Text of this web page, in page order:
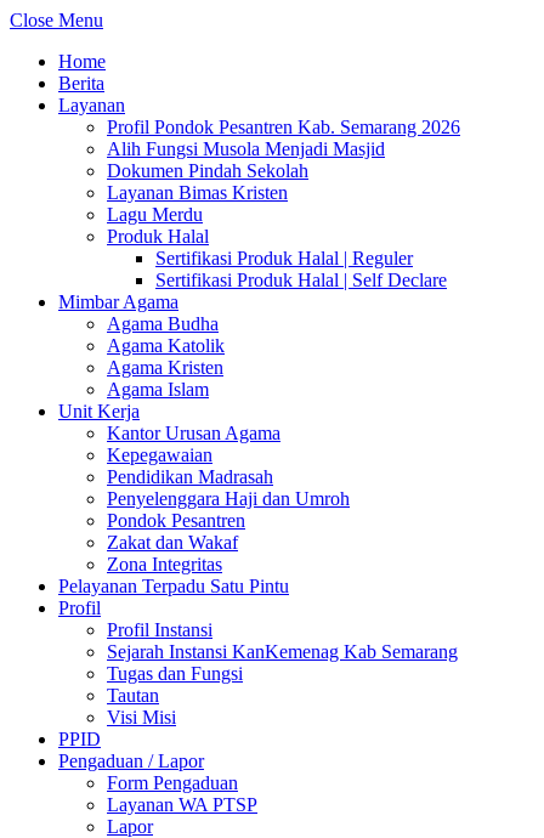
Close Menu
Home
Berita
Layanan
Profil Pondok Pesantren Kab. Semarang 2026
Alih Fungsi Musola Menjadi Masjid
Dokumen Pindah Sekolah
Layanan Bimas Kristen
Lagu Merdu
Produk Halal
Sertifikasi Produk Halal | Reguler
Sertifikasi Produk Halal | Self Declare
Mimbar Agama
Agama Budha
Agama Katolik
Agama Kristen
Agama Islam
Unit Kerja
Kantor Urusan Agama
Kepegawaian
Pendidikan Madrasah
Penyelenggara Haji dan Umroh
Pondok Pesantren
Zakat dan Wakaf
Zona Integritas
Pelayanan Terpadu Satu Pintu
Profil
Profil Instansi
Sejarah Instansi KanKemenag Kab Semarang
Tugas dan Fungsi
Tautan
Visi Misi
PPID
Pengaduan / Lapor
Form Pengaduan
Layanan WA PTSP
Lapor